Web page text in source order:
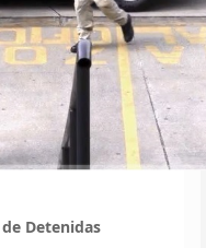
Detenidas